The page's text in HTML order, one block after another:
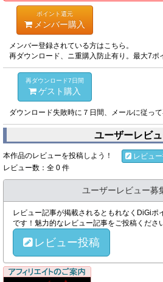
ポイント還元
メンバー購入
メンバー登録されている方はこちら。
再ダウンロード、ニ重購入防止有り。最大7ポ
再ダウンロード7日間
ゲスト購入
ダウンロード失敗時に７日間、メールに従っ
ユーザーレビ
本作品のレビューを投稿しよう！
レビュ
レビュー数：全 0 件
ユーザーレビュー募
レビュー記事が掲載されるともれなくDiGiポ
です！魅力的なレビュー記事をご投稿くださ
レビュー投稿